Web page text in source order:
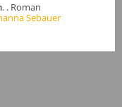
. . Roman
Sebauer